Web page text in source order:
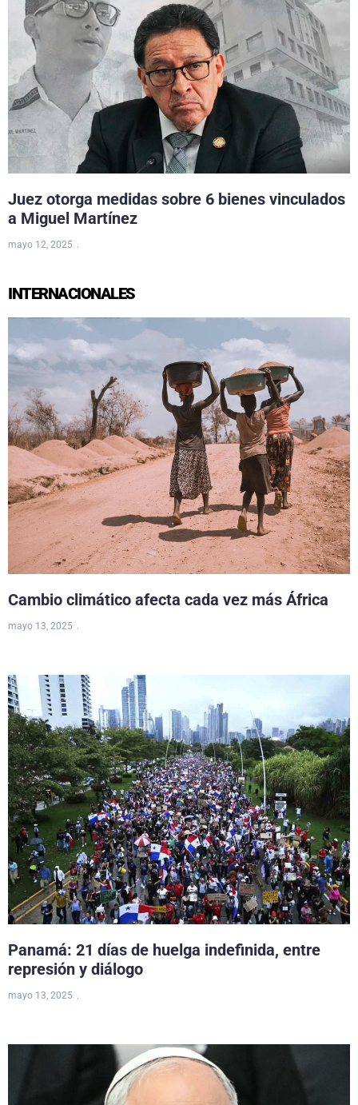
Juez otorga medidas sobre 6 bienes vinculados
a Miguel Martínez
mayo 12, 2025
INTERNACIONALES
Cambio climático afecta cada vez más África
mayo 13, 2025
Panamá: 21 días de huelga indefinida, entre
represión y diálogo
mayo 13, 2025